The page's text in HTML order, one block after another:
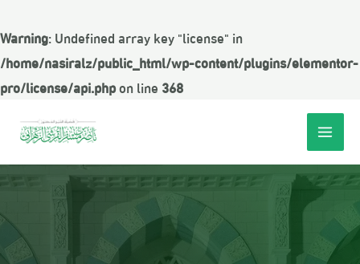
Warning: Undefined array key "license" in
/home/nasiralz/public_html/wp-content/plugins/elementor-
pro/license/api.phpon line 368